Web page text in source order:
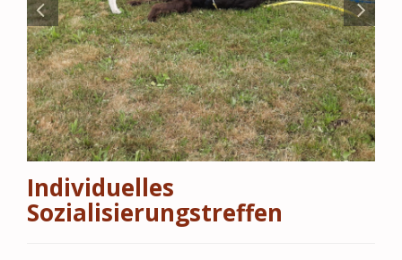
Individuelles
Sozialisierungstreffen